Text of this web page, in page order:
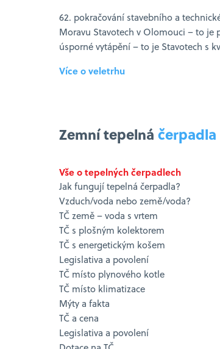
62. pokračování stavebního a
Moravu Stavotech v Olomouci – to je
úsporné vytápění – to je Stavotech s
Více o veletrhu
Zemní tepelnáčerpadla
Vše o tepelných čerpadlech
Jak fungují tepelná čerpadla?
Vzduch/voda nebo země/voda?
TČ země – voda s vrtem
TČ s plošným kolektorem
TČ s energetickým košem
Legislativa a povolení
TČ místo plynového kotle
TČ místo klimatizace
Mýty a fakta
TČ a cena
Legislativa a povolení